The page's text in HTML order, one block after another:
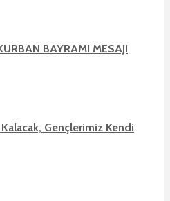
BAYRAMI MESAJI
Kalacak, Gençlerimiz Kendi